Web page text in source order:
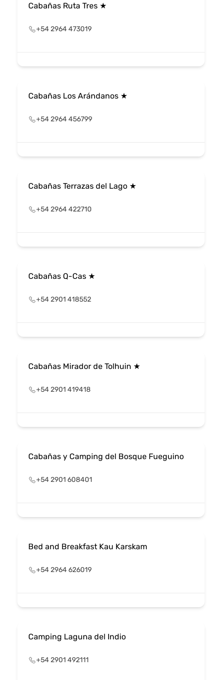
Cabañas Ruta Tres ★
+54 2964 473019
Cabañas Los Arándanos ★
+54 2964 456799
Cabañas Terrazas del Lago ★
+54 2964 422710
Cabañas Q-Cas ★
+54 2901 418552
Cabañas Mirador de Tolhuin ★
+54 2901 419418
Cabañas y Camping del Bosque Fueguino
+54 2901 608401
Bed and Breakfast Kau Karskam
+54 2964 626019
Camping Laguna del Indio
+54 2901 492111